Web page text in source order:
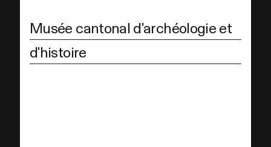
Musée cantonal d'archéologie et
d'histoire